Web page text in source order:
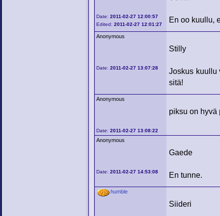
Date:2011-02-27 12:00:57
Edited:2011-02-27 12:01:27
En oo kuullu,
Anonymous
Date:2011-02-27 13:07:28
Stilly
Joskus kuullu
sitä!
Anonymous
Date:2011-02-27 13:08:22
piksu on hyvä
Anonymous
Date:2011-02-27 14:53:08
Gaede
En tunne.
humble
Siideri